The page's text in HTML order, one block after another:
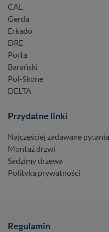
CAL
Gerda
Erkado
DRE
Porta
Barański
Pol-Skone
DELTA
Przydatne linki
Najczęściej zadawane pytania
Montaż drzwi
Sadzimy drzewa
Polityka prywatności
Regulamin